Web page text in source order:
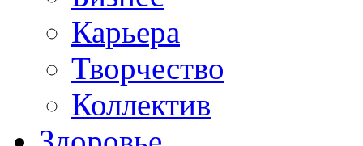
Карьера
Творчество
Коллектив